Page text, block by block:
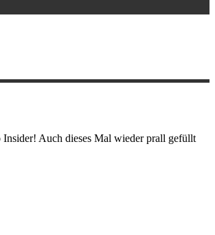
Auch dieses Mal wieder prall gefüllt